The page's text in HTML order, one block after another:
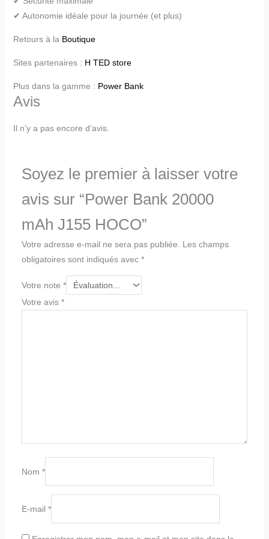
✔ Autonomie idéale pour la journée (et plus)
Retours à la Boutique
Sites partenaires : H TED store
Plus dans la gamme : Power Bank
Avis
Il n’y a pas encore d’avis.
Soyez le premier à laisser votre
avis sur “Power Bank 20000
mAh J155 HOCO”
Votre adresse e-mail ne sera pas publiée.
Les champs
obligatoires sont indiqués avec *
Votre note *
Votre avis *
Nom *
E-mail *